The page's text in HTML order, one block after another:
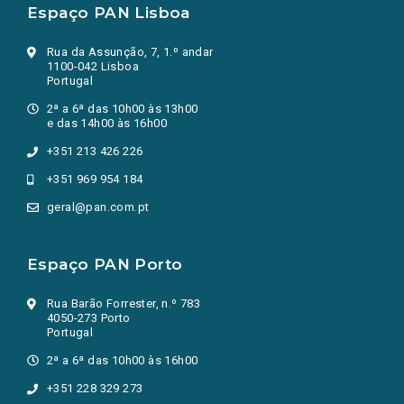
Espaço PAN Lisboa
Rua da Assunção, 7, 1.º andar
1100-042 Lisboa
Portugal
2ª a 6ª das 10h00 às 13h00
e das 14h00 às 16h00
+351 213 426 226
+351 969 954 184
geral@pan.com.pt
Espaço PAN Porto
Rua Barão Forrester, n.º 783
4050-273 Porto
Portugal
2ª a 6ª das 10h00 às 16h00
+351 228 329 273